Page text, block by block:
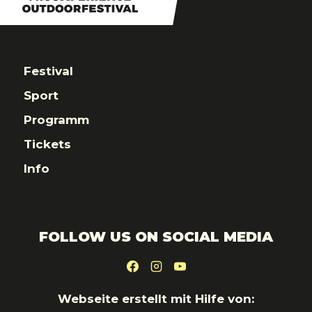
Festival
Sport
Programm
Tickets
Info
FOLLOW US ON SOCIAL MEDIA
Webseite erstellt mit Hilfe von: